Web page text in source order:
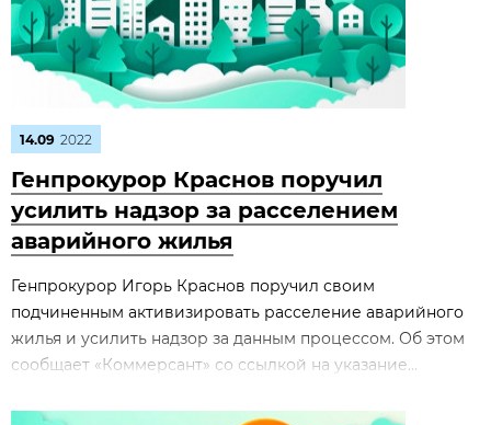
14.09 2022
Генпрокурор Краснов поручил
усилить надзор за расселением
аварийного жилья
Генпрокурор Игорь Краснов поручил своим
подчиненным активизировать расселение аварийного
жилья и усилить надзор за данным процессом. Об этом
сообщает «Коммерсант» со ссылкой на указание...